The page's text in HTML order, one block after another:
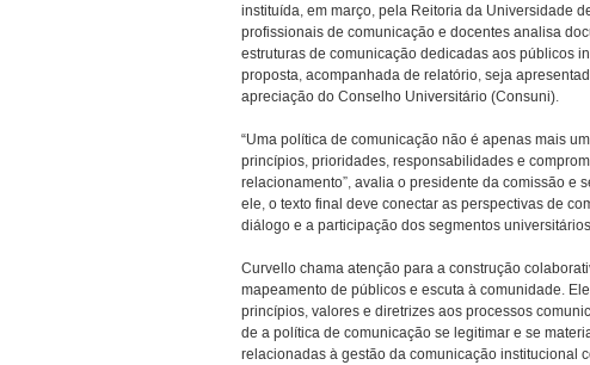
instituída, em março, pela Reitoria da Universidade
profissionais de comunicação e docentes analisa
estruturas de comunicação dedicadas aos públicos
proposta, acompanhada de relatório, seja
apreciação do Conselho Universitário (Consuni).
“Uma política de comunicação não é apenas mais
princípios, prioridades, responsabilidades e
relacionamento”, avalia o presidente da comissão e
ele, o texto final deve conectar as perspectivas de
diálogo e a participação dos segmentos
Curvello chama atenção para a construção
mapeamento de públicos e escuta à comunidade.
princípios, valores e diretrizes aos processos
de a política de comunicação se legitimar e se
relacionadas à gestão da comunicação institucional